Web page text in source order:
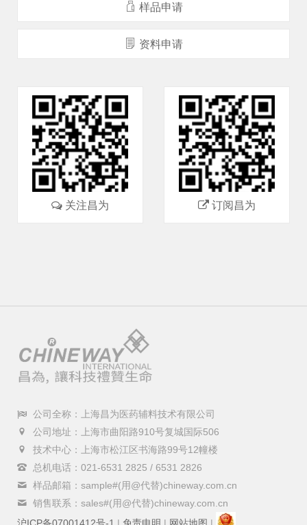
样品申请
资料申请
关注昌为 订阅昌为
公司全称：上海昌为医药辅料技术有限公司
公司地址：上海市曲阳路910号复城国际506
技术中心：上海市松江区书海路99号12幢楼
总机电话：021-6531 2825 / 6531 2826
样品邮箱：sample#(用@代替)chineway.com.cn
销售联系：sales#(用@代替)chineway.com.cn